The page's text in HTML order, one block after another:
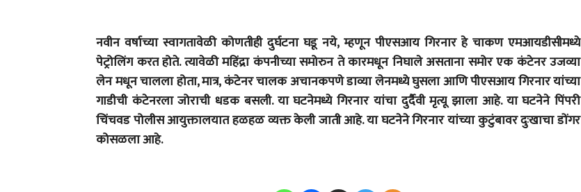
नवीन वर्षाच्या स्वागतावेळी कोणतीही दुर्घटना घडू नये, म्हणून पीएसआय गिरनार हे चाकण एमआयडीसीमध्ये
पेट्रोलिंग करत होते. त्यावेळी महिंद्रा कंपनीच्या समोरुन ते कारमधून निघाले असताना समोर एक कंटेनर उजव्या
लेन मधून चालला होता, मात्र, कंटेनर चालक अचानकपणे डाव्या लेनमध्ये घुसला आणि पीएसआय गिरनार यांच्या
गाडीची कंटेनरला जोराची धडक बसली. या घटनेमध्ये गिरनार यांचा दुर्दैवी मृत्यू झाला आहे. या घटनेने पिंपरी
चिंचवड पोलीस आयुक्तालयात हळहळ व्यक्त केली जाती आहे. या घटनेने गिरनार यांच्या कुटुंबावर दुःखाचा डोंगर
कोसळला आहे.